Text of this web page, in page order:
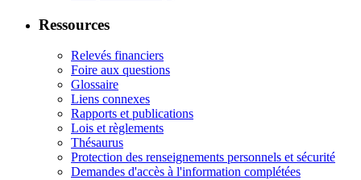
Ressources
Relevés financiers
Foire aux questions
Glossaire
Liens connexes
Rapports et publications
Lois et règlements
Thésaurus
Protection des renseignements personnels et sécurité
Demandes d'accès à l'information complétées